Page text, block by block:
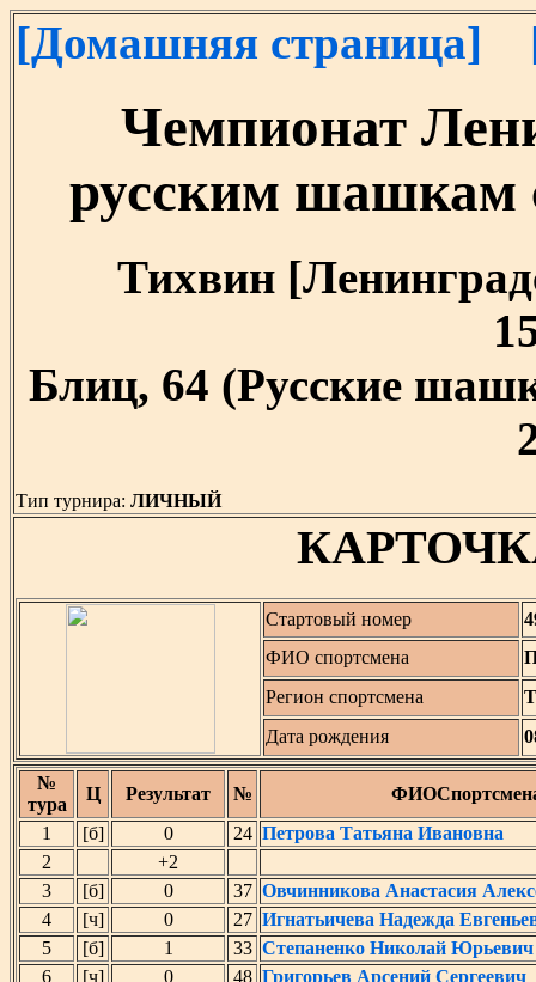
[Домашняя страница]
Чемпионат
русским шашкам
Тихвин
Блиц, 64 (Русские
Тип турнира: ЛИЧНЫЙ
Стартовый номер
ФИО спортсмена
Регион спортсмена
Дата рождения
№
тура
Ц Результат №
1
[б] 0 24 Петрова Татьяна Ивановна
2
+2
3
[б] 0 37 Овчинникова Анастасия
4
[ч] 0 27 Игнатьичева Надежда
5
[б] 1 33 Степаненко Николай Юрьевич
6
[ч] 0 48 Григорьев Арсений Сергеевич